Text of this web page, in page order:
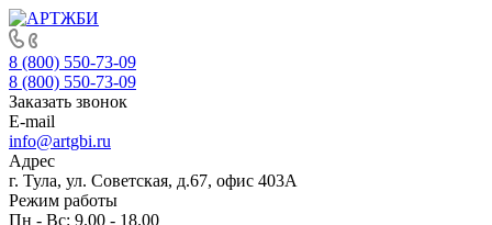
8 (800) 550-73-09
8 (800) 550-73-09
Заказать звонок
E-mail
info@artgbi.ru
Адрес
г. Тула, ул. Советская, д.67, офис 403А
Режим работы
Пн - Вс: 9.00 - 18.00